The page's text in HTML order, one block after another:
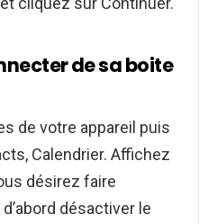
de sa boite
de votre appareil puis
Calendrier. Affichez
désirez faire
désactiver le